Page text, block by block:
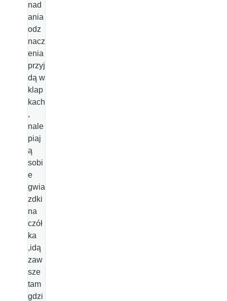
nad
ania
odz
nacz
enia
przyj
dą w
klap
kach
,
nale
piaj
ą
sobi
e
gwia
zdki
na
czół
ka
,idą
zaw
sze
tam
gdzi